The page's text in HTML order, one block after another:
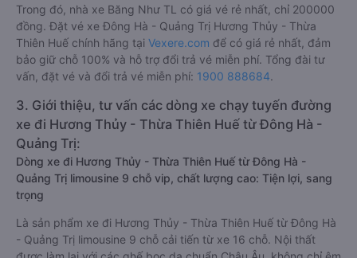
Trong đó, nhà xe Băng Như TL có giá vé rẻ nhất, chỉ 200000
đồng. Đặt vé xe Đông Hà - Quảng Trị Hương Thủy - Thừa
Thiên Huế chính hãng tại Vexere.com để có giá rẻ nhất, đảm
bảo giữ chỗ 100% và hỗ trợ đổi trả vé miễn phí. Tổng đài tư
vấn, đặt vé và đổi trả vé miễn phí: 1900 888684.
3. Giới thiệu, tư vấn các dòng xe chạy tuyến đường
xe đi Hương Thủy - Thừa Thiên Huế từ Đông Hà -
Quảng Trị:
Dòng xe đi Hương Thủy - Thừa Thiên Huế từ Đông Hà -
Quảng Trị limousine 9 chỗ vip, chất lượng cao: Tiện lợi, sang
trọng
Là sản phẩm xe đi Hương Thủy - Thừa Thiên Huế từ Đông Hà
- Quảng Trị limousine 9 chỗ cải tiến từ xe 16 chỗ. Nội thất